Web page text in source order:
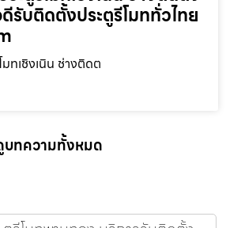
รับติดตั้งประตูรีโมททั่วไทย
มทเชิงเนิน ช่างติดต
บทความทั้งหมด